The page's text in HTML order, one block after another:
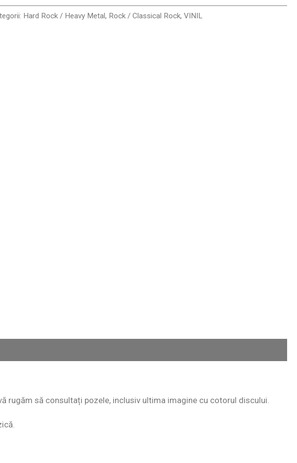
Hard Rock / Heavy Metal, Rock / Classical Rock,VINIL
rugăm să consultați pozele, inclusiv ultima imagine cu cotorul discului.